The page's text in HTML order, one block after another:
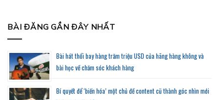
BÀI ĐĂNG GẦN ĐÂY NHẤT
Bài hát thổi bay hàng trăm triệu USD của hãng hàng không và
bài học về chăm sóc khách hàng
Bí quyết để ‘biến hóa’ một chủ đề content cũ thành góc nhìn mới